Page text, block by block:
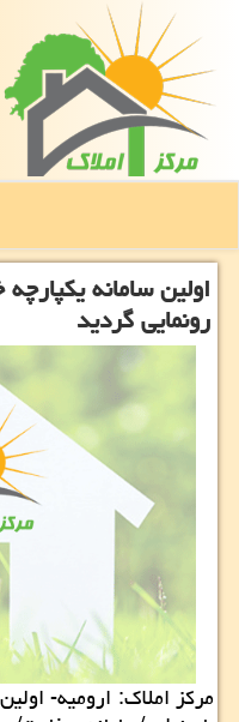
اولین سامانه
رونمایی گردید
مركز املاك: ارومیه-